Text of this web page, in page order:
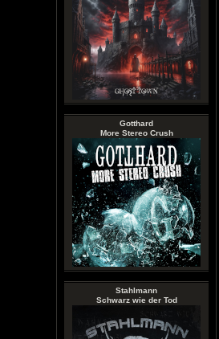
Gotthard
More Stereo Crush
Stahlmann
Schwarz wie der Tod